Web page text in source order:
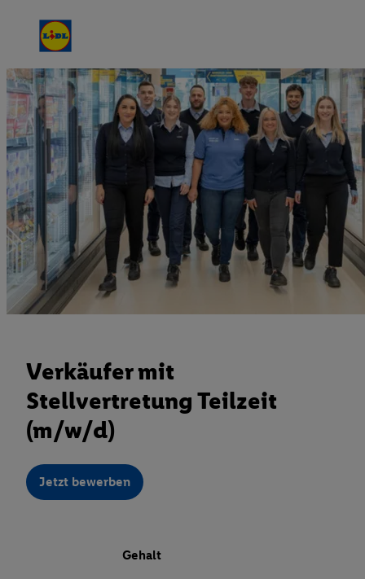
Verkäufer mit
Stellvertretung Teilzeit
(m/w/d)
Jetzt bewerben
Gehalt